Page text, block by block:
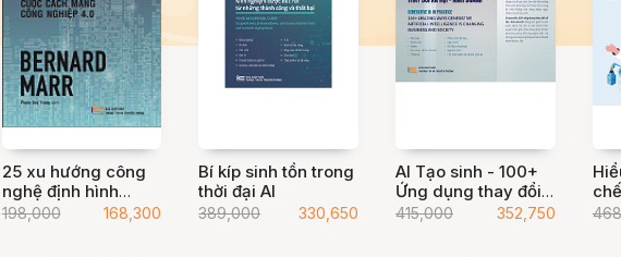
25 xu hướng công
nghệ định hình
cuộc Cách mạng
198,000 168,300
Bí kíp sinh tồn trong
thời đại AI
389,000 330,650
AI Tạo sinh - 100+
Ứng dụng thay đổi
xã hội kinh doanh
415,000 352,750